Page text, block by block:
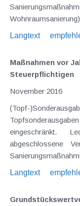
Langtext
Maßnahmen vor
Steuerpflichtigen
November 2016
(Topf-)Sonderausgaben Die Absetzbarkeit der
eingeschränkt. Lediglich
abgeschlossene
Langtext